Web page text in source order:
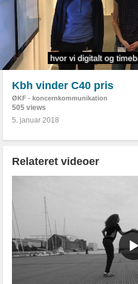
Kbh vinder C40 pris
ØKF - koncernkommunikation
505 views
5. januar 2018
Relateret videoer